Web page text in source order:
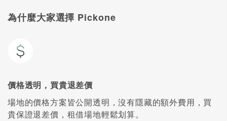
為什麼大家選擇 Pickone
價格透明，買貴退差價
場地的價格方案皆公開透明，沒有隱藏的額外費用，買
貴保證退差價，租借場地輕鬆划算。